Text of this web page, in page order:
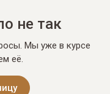
не так
Мы уже в курсе
её.